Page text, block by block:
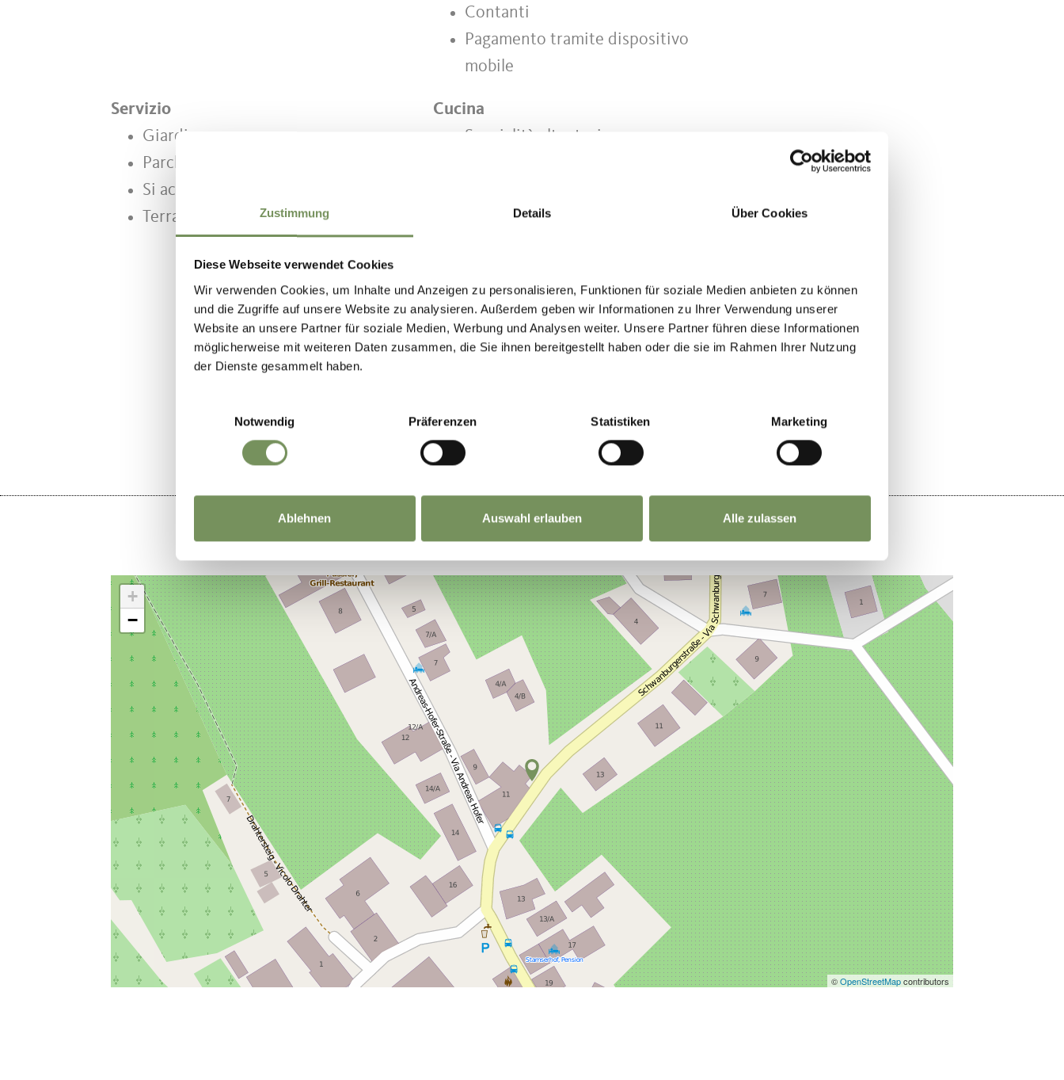
Zustimmung Details Über Cookies
Diese Webseite verwendet Cookies
Wir verwenden Cookies, um Inhalte und Anzeigen zu personalisieren, Funktionen für soziale Medien anbieten zu können
und die Zugriffe auf unsere Website zu analysieren. Außerdem geben wir Informationen zu Ihrer Verwendung unserer
Website an unsere Partner für soziale Medien, Werbung und Analysen weiter. Unsere Partner führen diese Informationen
möglicherweise mit weiteren Daten zusammen, die Sie ihnen bereitgestellt haben oder die sie im Rahmen Ihrer Nutzung
der Dienste gesammelt haben.
Notwendig
Präferenzen Statistiken Marketing
Ablehnen Auswahl erlauben Alle zulassen
Contanti
Pagamento tramite dispositivo
mobile
Servizio
Giardino
Parcheggi
Si accettano cani
Terrazza
Cucina
Specialità altoatesine
Prodotti di produzione propria
+
−
©OpenStreetMapcontributors